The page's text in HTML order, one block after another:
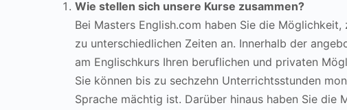
Wie stellen sich unsere Kurse zusammen?
Bei Masters English.com haben Sie die
zu unterschiedlichen Zeiten an. Innerhalb der
am Englischkurs Ihren beruflichen und privaten
Sie können bis zu sechzehn Unterrichtsstunden
Sprache mächtig ist. Darüber hinaus haben Sie die